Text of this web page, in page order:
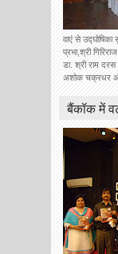
वाएं से उद्घोषिका
प्रभा,श्री
डा. श्री राम
अशोक चक्रधर
बैंकॉक में